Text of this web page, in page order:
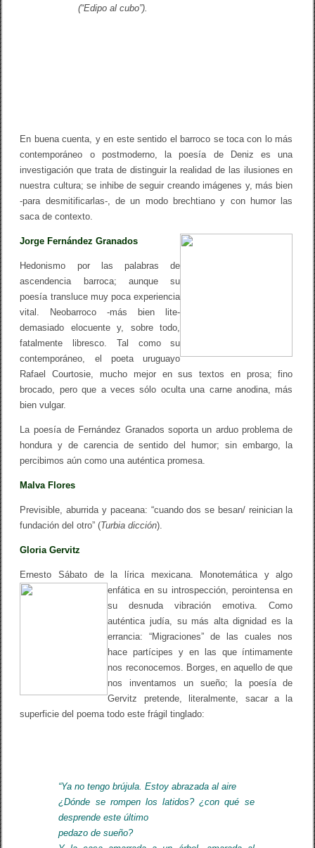
(“Edipo al cubo”).
En buena cuenta, y en este sentido el barroco se toca con lo más
contemporáneo o postmoderno, la poesía de Deniz es una
investigación que trata de distinguir la realidad de las ilusiones en
nuestra cultura; se inhibe de seguir creando imágenes y, más bien
-para desmitificarlas-, de un modo brechtiano y con humor las
saca de contexto.
Jorge Fernández Granados
Hedonismo por las palabras de
ascendencia barroca; aunque su
poesía transluce muy poca experiencia
vital. Neobarroco -más bien lite-
demasiado elocuente y, sobre todo,
fatalmente libresco. Tal como su
contemporáneo, el poeta uruguayo
Rafael Courtosie, mucho mejor en sus textos en prosa; fino
brocado, pero que a veces sólo oculta una carne anodina, más
bien vulgar.
La poesía de Fernández Granados soporta un arduo problema de
hondura y de carencia de sentido del humor; sin embargo, la
percibimos aún como una auténtica promesa.
Malva Flores
Previsible, aburrida y paceana: “cuando dos se besan/ reinician la
fundación del otro” (Turbia dicción).
Gloria Gervitz
Ernesto Sábato de la lírica mexicana. Monotemática y algo
enfática en su introspección, perointensa en
su desnuda vibración emotiva. Como
auténtica judía, su más alta dignidad es la
errancia: “Migraciones” de las cuales nos
hace partícipes y en las que íntimamente
nos reconocemos. Borges, en aquello de que
nos inventamos un sueño; la poesía de
Gervitz pretende, literalmente, sacar a la
superficie del poema todo este frágil tinglado:
“Ya no tengo brújula. Estoy abrazada al aire
¿Dónde se rompen los latidos? ¿con qué se
desprende este último
pedazo de sueño?